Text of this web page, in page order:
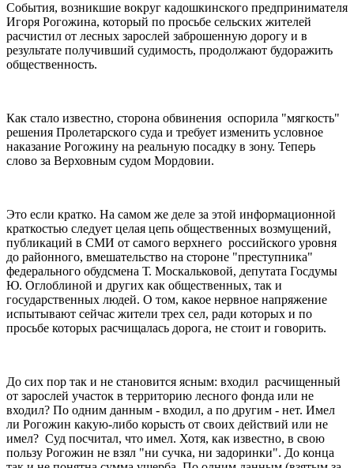
События, возникшие вокруг кадошкинского предпринимателя
Игоря Рогожина, который по просьбе сельских жителей
расчистил от лесных зарослей заброшенную дорогу и в
результате получивший судимость, продолжают будоражить
общественность.
Как стало известно, сторона обвинения оспорила "мягкость"
решения Пролетарского суда и требует изменить условное
наказание Рогожину на реальную посадку в зону. Теперь
слово за Верховным судом Мордовии.
Это если кратко. На самом же деле за этой информационной
краткостью следует целая цепь общественных возмущений,
публикаций в СМИ от самого верхнего российского уровня
до районного, вмешательство на стороне "преступника"
федерального обудсмена Т. Москальковой, депутата Госдумы
Ю. Оглоблиной и других как общественных, так и
государственных людей. О том, какое нервное напряжение
испытывают сейчас жители трех сел, ради которых и по
просьбе которых расчищалась дорога, не стоит и говорить.
До сих пор так и не становится ясным: входил расчищенный
от зарослей участок в территорию лесного фонда или не
входил? По одним данным - входил, а по другим - нет. Имел
ли Рогожин какую-либо корысть от своих действий или не
имел? Суд посчитал, что имел. Хотя, как известно, в свою
пользу Рогожин не взял "ни сучка, ни задоринки". До конца